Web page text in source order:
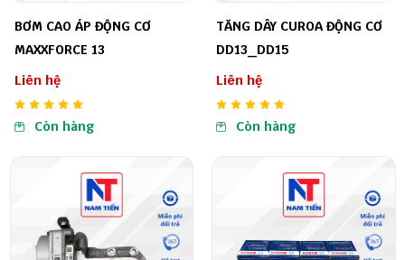
BƠM CAO ÁP ĐỘNG CƠ
MAXXFORCE 13
Liên hệ
Còn hàng
TĂNG DÂY CUROA ĐỘNG CƠ
DD13_DD15
Liên hệ
Còn hàng